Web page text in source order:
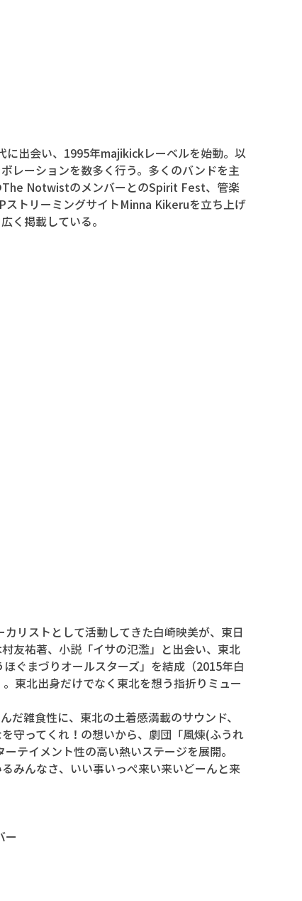
出会い、1995年majikickレーベルを始動。以
レーションを数多く行う。多くのバンドを主
The NotwistのメンバーとのSpirit Fest、管楽
ストリーミングサイトMinna Kikeruを立ち上げ
く掲載している。
リストとして活動してきた白崎映美が、東日
友祐著、小説「イサの氾濫」と出会い、東北
ぐまづりオールスターズ」を結成（2015年白
東北出身だけでなく東北を想う指折りミュー
だ雑食性に、東北の土着感満載のサウンド、
守ってくれ！の想いから、劇団「風煉(ふうれ
テイメント性の高い熱いステージを展開。
みんなさ、いい事いっぺ来い来いどーんと来
ー